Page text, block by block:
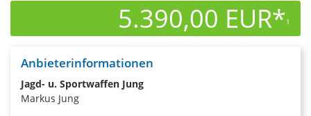
5.390,00 EUR*1
Anbieterinformationen
Jagd- u. Sportwaffen Jung
Markus Jung